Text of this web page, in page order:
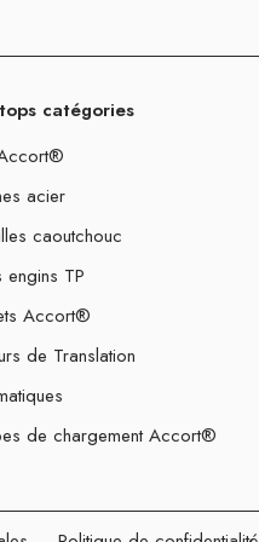
catégories
acier
caoutchouc
engins TP
Accort®
de Translation
de chargement Accort®